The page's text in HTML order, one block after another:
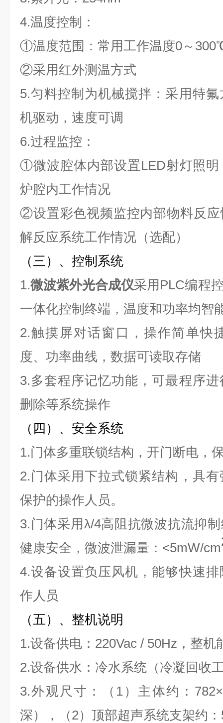
4.温度控制：
①温度范围：常用工作温度0～
②采用红外测温方式
5.匀料控制为机械搅拌：采用特
机驱动，速度可调
6.过程监控：
①微波腔体内部设置LED射灯照
炉腔内工作情况
②设置彩色视频监控内部物料反
解反应系统工作情况（选配）
（三）、控制系统
1.微波紫外光合成仪采用PLC编程
一体化控制终端，温度和功率均智
2.触摸屏对话窗口，操作简单快
度、功率曲线，数据可读取存储
3.多套程序记忆功能，可最程序
删除等系统操作
（四）、安全系统
1.门体多重联锁结构，开门断电，
2.门体采用下拉式锁紧结构，具
保护的操作人员。
3.门体采用λ/4高阻抗微波抗流抑
健康安全，微波泄漏量：<5mW/cm
4.设备设置负压风机，能够快速
作人员
（五）、整机说明
1.设备供电：220Vac / 50Hz，整机
2.设备供水：冷水系统（冷凝回收
3.外观尺寸：（1）主体约：
深），（2）顶部超声系统支架约